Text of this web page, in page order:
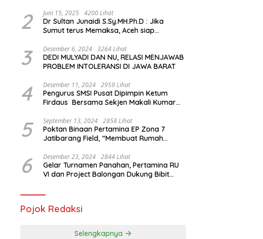
2 Juni 15, 2025 4200 Lihat
Dr Sultan Junaidi S.Sy.MH.Ph.D : Jika
Sumut terus Memaksa, Aceh siap
Internasional
3 Desember 6, 2024 3264 Lihat
DEDI MULYADI DAN NU, RELASI MENJAWAB
PROBLEM INTOLERANSI DI JAWA BARAT
4 Desember 11, 2024 2959 Lihat
Pengurus SMSI Pusat Dipimpin Ketum
Firdaus Bersama Sekjen Makali Kumar
Yusuf
5 September 13, 2024 2858 Lihat
Poktan Binaan Pertamina EP Zona 7
Jatibarang Field, “Membuat Rumah
Tikus
6 Desember 23, 2024 2844 Lihat
Gelar Turnamen Panahan, Pertamina RU
VI dan Project Balongan Dukung Bibit
Pojok Redaksi
Selengkapnya